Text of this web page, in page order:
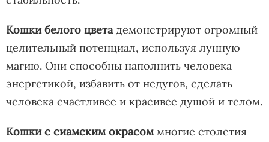
Кошки белого цветадемонстрируют огромный
целительный потенциал, используя лунную
магию. Они способны наполнить человека
энергетикой, избавить от недугов, сделать
человека счастливее и красивее душой и телом.
Кошки с сиамским окрасоммногие столетия